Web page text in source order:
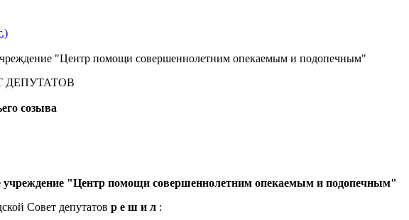
"Центр помощи совершеннолетним опекаемым и подопечным"
ДЕПУТАТОВ
созыва
"Центр помощи совершеннолетним опекаемым и подопечным"
Совет депутатов р е ш и л :